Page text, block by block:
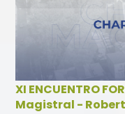
XI ENCUENTRO
Magistral -